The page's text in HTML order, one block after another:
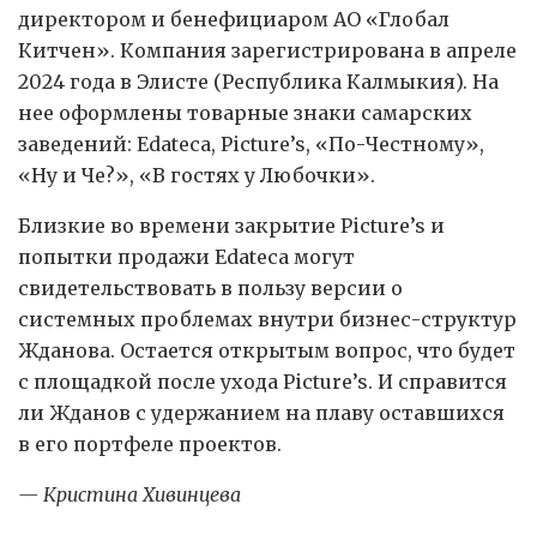
директором и бенефициаром АО «Глобал
Китчен». Компания зарегистрирована в апреле
2024 года в Элисте (Республика Калмыкия). На
нее оформлены товарные знаки самарских
заведений: Edateca, Picture’s, «По-Честному»,
«Ну и Че?», «В гостях у Любочки».
Близкие во времени закрытие Picture’s и
попытки продажи Edateca могут
свидетельствовать в пользу версии о
системных проблемах внутри бизнес-структур
Жданова. Остается открытым вопрос, что будет
с площадкой после ухода Picture’s. И справится
ли Жданов с удержанием на плаву оставшихся
в его портфеле проектов.
— Кристина Хивинцева